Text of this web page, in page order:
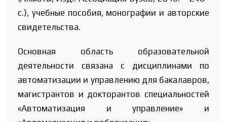
с.), учебные пособия, монографии и авторские
свидетельства.
Основная область образовательной
деятельности связана с дисциплинами по
автоматизации и управлению для бакалавров,
магистрантов и докторантов специальностей
«Автоматизация и управление» и